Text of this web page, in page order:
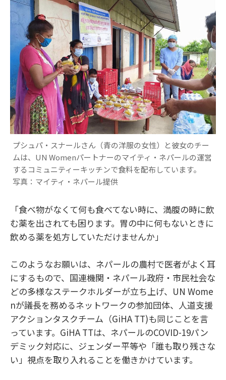
プシュパ・スナールさん（青の洋服の女性）と彼女のチー
ムは、UN Womenパートナーのマイティ・ネパールの運営
するコミュニティーキッチンで食料を配布しています。
写真：マイティ・ネパール提供
「食べ物がなくて何も食べてない時に、満腹の時に飲
む薬を出されても困ります。胃の中に何もないときに
飲める薬を処方していただけませんか」
このようなお願いは、ネパールの農村で医者がよく耳
にするもので、国連機関・ネパール政府・市民社会な
どの多様なステークホルダーが立ち上げ、UN Wome
nが議長を務めるネットワークの参加団体、人道支援
アクションタスクチーム（GiHA TT)も同じことを言
っています。GiHA TTは、ネパールのCOVID-19パン
デミック対応に、ジェンダー平等や「誰も取り残さな
い」視点を取り入れることを働きかけています。